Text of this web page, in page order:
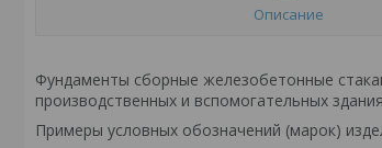
Описание
Фундаменты сборные железобетонные
производственных и вспомогательных
Примеры условных обозначений (марок)